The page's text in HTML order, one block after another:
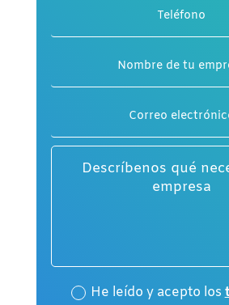
He leído y acepto los